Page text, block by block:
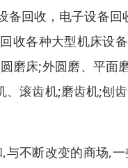
回收，电子设备
收各种大型机床设
磨床;外圆磨、平面
滚齿机;磨齿机;刨
不断改变的商场,